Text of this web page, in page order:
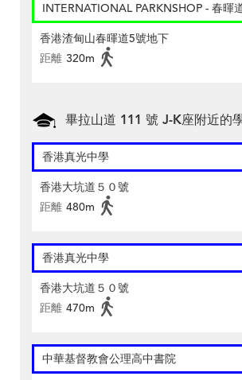
INTERNATIONAL PARKNSHOP - 春暉
香港渣甸山春暉道5號地下
距離 320m
畢拉山道 111 號 J-K座附近的
香港真光中學
香港大坑道５０號
距離 480m
香港真光中學
香港大坑道５０號
距離 470m
中華基督教會公理高中書院